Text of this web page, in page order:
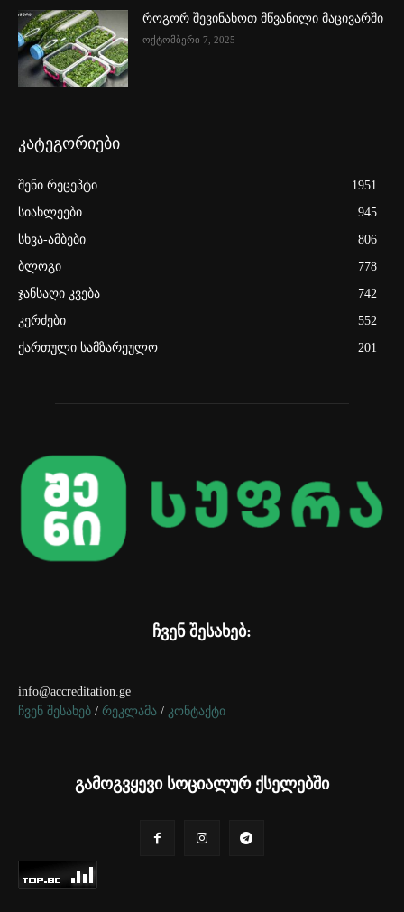
როგორ შევინახოთ მწვანილი მაცივარში
ოქტომბერი 7, 2025
კატეგორიები
შენი რეცეპტი
1951
სიახლეები
945
სხვა-ამბები
806
ბლოგი
778
ჯანსაღი კვება
742
კერძები
552
ქართული სამზარეულო
201
ჩვენ შესახებ:
info@accreditation.ge
ჩვენ შესახებ / რეკლამა / კონტაქტი
გამოგვყევი სოციალურ ქსელებში